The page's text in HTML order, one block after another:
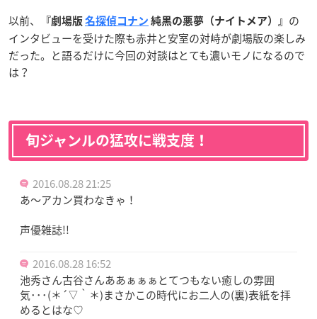
以前、 『劇場版 名探偵コナン 純黒の悪夢（ナイトメア）』 の
インタビューを受けた際も赤井と安室の対峙が劇場版の楽しみ
だった。と語るだけに今回の対談はとても濃いモノになるので
は？
旬ジャンルの猛攻に戦支度！
2016.08.28 21:25
あ〜アカン買わなきゃ！
声優雑誌!!
2016.08.28 16:52
池秀さん古谷さんああぁぁぁとてつもない癒しの雰囲
気･･･(＊´▽｀＊)まさかこの時代にお二人の(裏)表紙を拝
めるとはな♡